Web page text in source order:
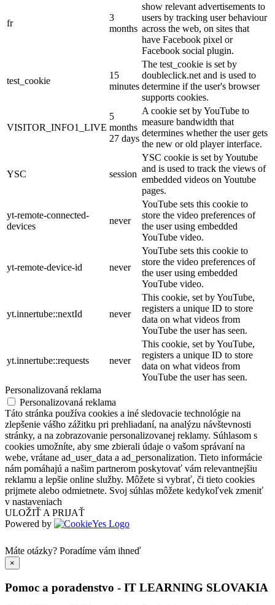
fr
3
months
show relevant advertisements to
users by tracking user behaviour
across the web, on sites that
have Facebook pixel or
Facebook social plugin.
test_cookie
15
minutes
The test_cookie is set by
doubleclick.net and is used to
determine if the user's browser
supports cookies.
VISITOR_INFO1_LIVE
5
months
27 days
A cookie set by YouTube to
measure bandwidth that
determines whether the user gets
the new or old player interface.
YSC session
YSC cookie is set by Youtube
and is used to track the views of
embedded videos on Youtube
pages.
yt-remote-connected-
devices
never
YouTube sets this cookie to
store the video preferences of
the user using embedded
YouTube video.
yt-remote-device-id never
YouTube sets this cookie to
store the video preferences of
the user using embedded
YouTube video.
yt.innertube::nextId never
This cookie, set by YouTube,
registers a unique ID to store
data on what videos from
YouTube the user has seen.
yt.innertube::requests never
This cookie, set by YouTube,
registers a unique ID to store
data on what videos from
YouTube the user has seen.
Personalizovaná reklama
Personalizovaná reklama
Táto stránka používa cookies a iné sledovacie technológie na
zlepšenie vášho zážitku pri prehliadaní, na analýzu návštevnosti
stránky, a na zobrazovanie personalizovanej reklamy. Súhlasom s
cookies umožníte, aby sme zbierali údaje o vašom správaní na
webe, vrátane ad_user_data a ad_personalization. Tieto informácie
nám pomáhajú a našim partnerom poskytovať vám relevantnejšiu
reklamu a lepšie online služby. Môžete si vybrať, či tieto cookies
prijmete alebo odmietnete. Svoj súhlas môžete kedykoľvek zmeniť
v nastaveniach
ULOŽIŤ A PRIJAŤ
Powered by
Máte otázky? Poradíme vám ihneď
×
Pomoc a poradenstvo - IT LEARNING SLOVAKIA